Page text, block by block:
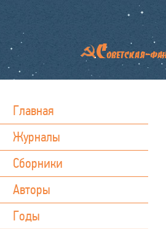
Главная
Журналы
Сборники
Авторы
Годы